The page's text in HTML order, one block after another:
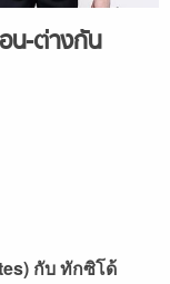
น-ต่างกัน
กับ ทักซิโด้